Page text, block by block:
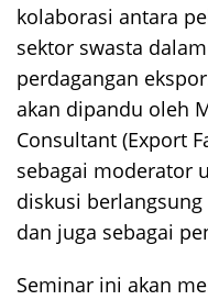
kolaborasi antara
sektor swasta
perdagangan
akan dipandu oleh
Consultant (Export
sebagai moderator
diskusi
dan juga sebagai
Seminar ini akan